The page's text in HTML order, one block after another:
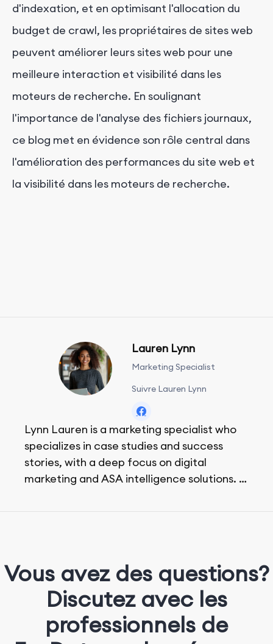
d'indexation, et en optimisant l'allocation du
budget de crawl, les propriétaires de sites web
peuvent améliorer leurs sites web pour une
meilleure interaction et visibilité dans les
moteurs de recherche. En soulignant
l'importance de l'analyse des fichiers journaux,
ce blog met en évidence son rôle central dans
l'amélioration des performances du site web et
la visibilité dans les moteurs de recherche.
Lauren Lynn
Marketing Specialist
Suivre Lauren Lynn
Lynn Lauren is a marketing specialist who
specializes in case studies and success
stories, with a deep focus on digital
marketing and ASA intelligence solutions.
Vous avez des questions?
Discutez avec les
professionnels de